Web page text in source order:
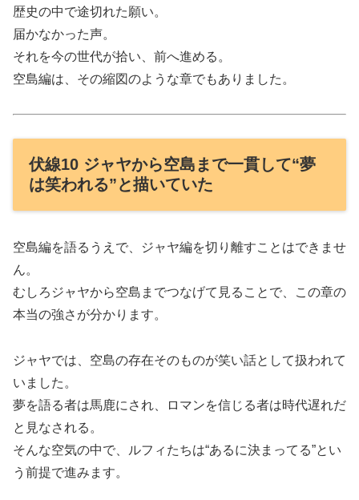
歴史の中で途切れた願い。
届かなかった声。
それを今の世代が拾い、前へ進める。
空島編は、その縮図のような章でもありました。
伏線10 ジャヤから空島まで一貫して“夢
は笑われる”と描いていた
空島編を語るうえで、ジャヤ編を切り離すことはできませ
ん。
むしろジャヤから空島までつなげて見ることで、この章の
本当の強さが分かります。
ジャヤでは、空島の存在そのものが笑い話として扱われて
いました。
夢を語る者は馬鹿にされ、ロマンを信じる者は時代遅れだ
と見なされる。
そんな空気の中で、ルフィたちは“あるに決まってる”とい
う前提で進みます。